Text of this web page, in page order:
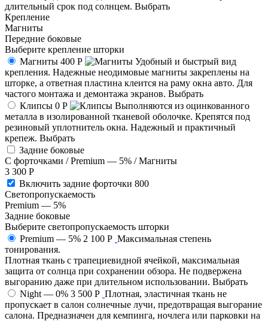
длительный срок под солнцем. Выбрать
Крепление
Магниты
Передние боковые
Выберите крепление шторки
Магниты 400 Р
Удобный и быстрый вид
крепления. Надежные неодимовые магниты закреплены на
шторке, а ответная пластина клеится на раму окна авто. Для
частого монтажа и демонтажа экранов. Выбрать
Клипсы 0 Р
Выполняются из оцинкованного
металла в изолированной тканевой оболочке. Крепятся под
резиновый уплотнитель окна. Надежный и практичный
крепеж. Выбрать
Задние боковые
С форточками /Premium — 5% / Магниты
3 300 Р
Включить задние форточки 800
Светопропускаемость
Premium — 5%
Задние боковые
Выберите светопропускаемость шторки
Premium — 5% 2 100 Р Максимальная степень
тонирования.
Плотная ткань с трапециевидной ячейкой, максимальная
защита от солнца при сохранении обзора. Не подвержена
выгоранию даже при длительном использовании. Выбрать
Night — 0% 3 500 Р Плотная, эластичная ткань не
пропускает в салон солнечные лучи, предотвращая выгорание
салона. Предназначен для кемпинга, ночлега или парковки на